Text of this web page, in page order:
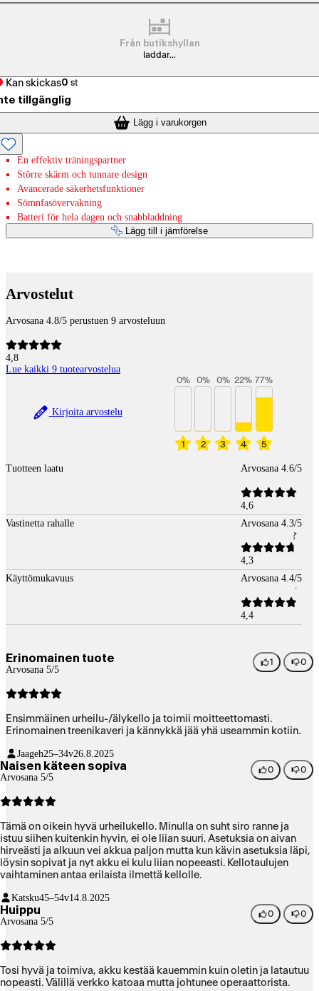
Från butikshyllan
laddar...
Kan skickas0 st
tillgänglig
Lägg i varukorgen
En effektiv träningspartner
Större skärm och tunnare design
Avancerade säkerhetsfunktioner
Sömnfasövervakning
Batteri för hela dagen och snabbladdning
Lägg till i jämförelse
Arvostelut
Arvosana 4.8/5 perustuen 9 arvosteluun
4,8
Lue kaikki 9 tuotearvostelua
Kirjoita arvostelu
1
0%
2
0%
3
0%
4
22%
5
77%
Tuotteen laatu Arvosana 4.6/5
4,6
Vastinetta rahalle
Arvosana 4.3/5
4,3
Käyttömukavuus
Arvosana 4.4/5
4,4
Erinomainen tuote
Arvosana 5/5
1 0
Ensimmäinen urheilu-/älykello ja toimii moitteettomasti.
Erinomainen treenikaveri ja kännykkä jää yhä useammin kotiin.
Jaageh25–34v26.8.2025
Naisen käteen sopiva
Arvosana 5/5
0 0
Tämä on oikein hyvä urheilukello. Minulla on suht siro ranne ja
istuu siihen kuitenkin hyvin, ei ole liian suuri. Asetuksia on aivan
hirveästi ja alkuun vei akkua paljon mutta kun kävin asetuksia läpi,
löysin sopivat ja nyt akku ei kulu liian nopeeasti. Kellotaulujen
vaihtaminen antaa erilaista ilmettä kellolle.
Katsku45–54v14.8.2025
Huippu
Arvosana 5/5
0 0
Tosi hyvä ja toimiva, akku kestää kauemmin kuin oletin ja latautuu
nopeasti. Välillä verkko katoaa mutta johtunee operaattorista.